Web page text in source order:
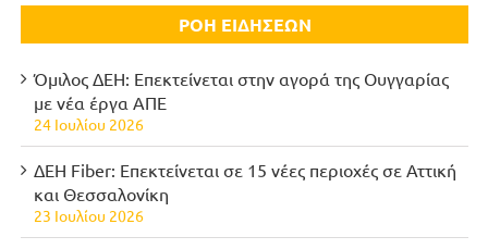
ΡΟΗ ΕΙΔΗΣΕΩΝ
Όμιλος ΔΕΗ: Επεκτείνεται στην αγορά της Ουγγαρίας
με νέα έργα ΑΠΕ
24 Ιουλίου 2026
ΔΕΗ Fiber: Επεκτείνεται σε 15 νέες περιοχές σε Αττική
και Θεσσαλονίκη
23 Ιουλίου 2026